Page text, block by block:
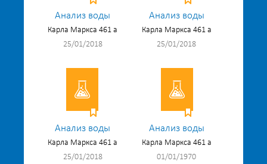
Анализ воды
Карла Маркса 461 а
25/01/2018
Анализ воды
Карла Маркса 461 а
25/01/2018
Анализ воды
Карла Маркса 461 а
25/01/2018
Анализ воды
Карла Маркса 461 а
01/01/1970